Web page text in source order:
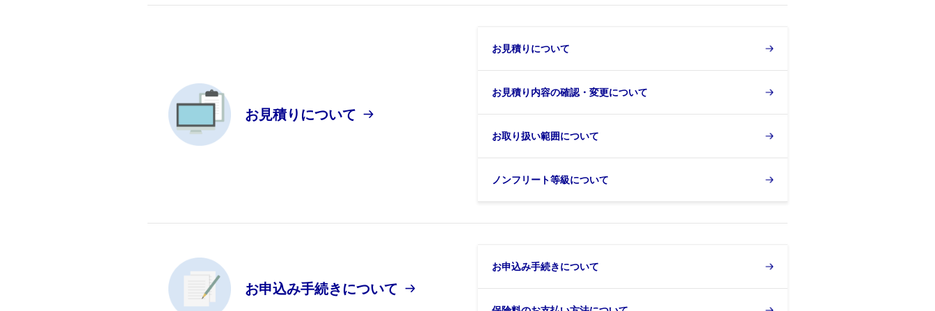
お見積りについて
お見積りについて
お見積り内容の確認・変更について
お取り扱い範囲について
ノンフリート等級について
お申込み手続きについて
お申込み手続きについて